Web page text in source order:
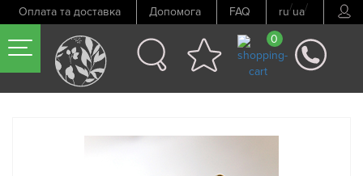
Оплата та доставка Допомога FAQ ru/ua/
0
Попередній товар Наступний товар